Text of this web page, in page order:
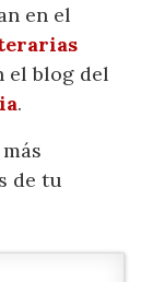
en el
el blog del
.
de tu